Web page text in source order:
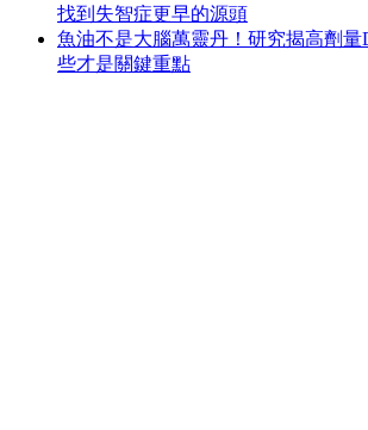
找到失智症更早的源頭
魚油不是大腦萬靈丹！研究揭高劑
些才是關鍵重點